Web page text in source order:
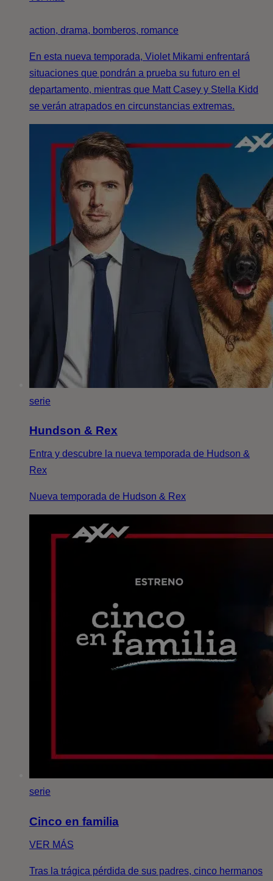
action, drama, bomberos, romance
En esta nueva temporada, Violet Mikami enfrentará
situaciones que pondrán a prueba su futuro en el
departamento, mientras que Matt Casey y Stella Kidd
se verán atrapados en circunstancias extremas.
serie
Hundson & Rex
Entra y descubre la nueva temporada de Hudson &
Rex
Nueva temporada de Hudson & Rex
serie
Cinco en familia
VER MÁS
Tras la trágica pérdida de sus padres, cinco hermanos